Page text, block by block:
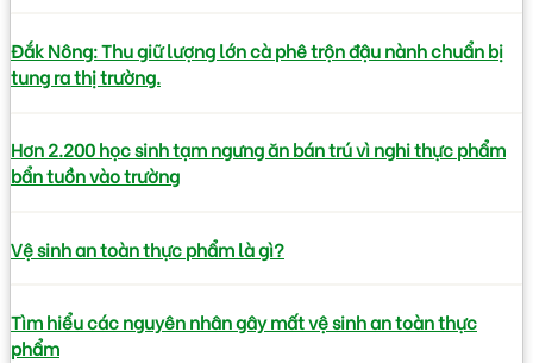
Đắk Nông: Thu giữ lượng lớn cà phê trộn đậu nành chuẩn bị
tung ra thị trường.
Hơn 2.200 học sinh tạm ngưng ăn bán trú vì nghi thực phẩm
bẩn tuồn vào trường
Vệ sinh an toàn thực phẩm là gì?
Tìm hiểu các nguyên nhân gây mất vệ sinh an toàn thực
phẩm